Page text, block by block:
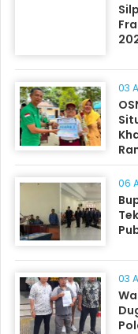
03
06
03